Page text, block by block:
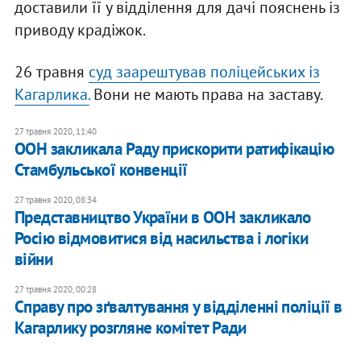
доставили її у відділення для дачі пояснень із
приводу крадіжок.
26 травня суд заарештував поліцейських із
Кагарлика.Вони не мають права на заставу.
27 травня 2020, 11:40
ООН закликала Раду прискорити ратифікацію
Стамбульської конвенції
27 травня 2020, 08:34
Представництво України в ООН закликало
Росію відмовитися від насильства і логіки
війни
27 травня 2020, 00:28
Справу про зґвалтування у відділенні поліції в
Кагарлику розгляне комітет Ради